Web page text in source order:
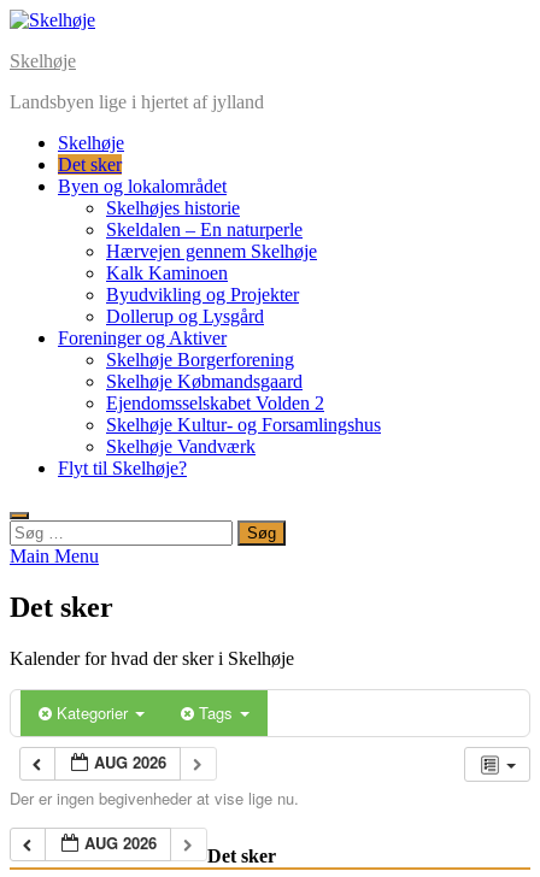
Skip
content
Skelhøje
Landsbyen lige i hjertet af jylland
Skelhøje
Det sker
Byen og lokalområdet
Skelhøjes historie
Skeldalen – En naturperle
Hærvejen gennem Skelhøje
Kalk Kaminoen
Byudvikling og Projekter
Dollerup og Lysgård
Foreninger og Aktiver
Skelhøje Borgerforening
Skelhøje Købmandsgaard
Ejendomsselskabet Volden 2
Skelhøje Kultur- og Forsamlingshus
Skelhøje Vandværk
Flyt til Skelhøje?
Søg
efter:
Main Menu
Det sker
Kalender for hvad der sker i Skelhøje
Kategorier Tags
AUG 2026
Der er ingen begivenheder at vise lige nu.
AUG 2026
Det sker